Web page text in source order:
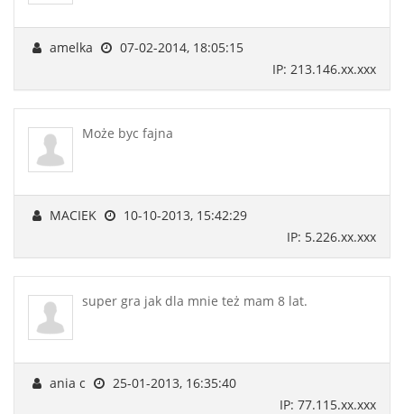
amelka
07-02-2014, 18:05:15
IP: 213.146.xx.xxx
Może byc fajna
MACIEK
10-10-2013, 15:42:29
IP: 5.226.xx.xxx
super gra jak dla mnie też mam 8 lat.
ania c
25-01-2013, 16:35:40
IP: 77.115.xx.xxx